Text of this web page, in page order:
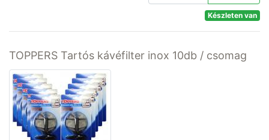
Készleten van
TOPPERS Tartós kávéfilter inox 10db / csomag